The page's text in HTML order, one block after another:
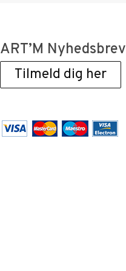
ART’M Nyhedsbrev
Tilmeld dig her